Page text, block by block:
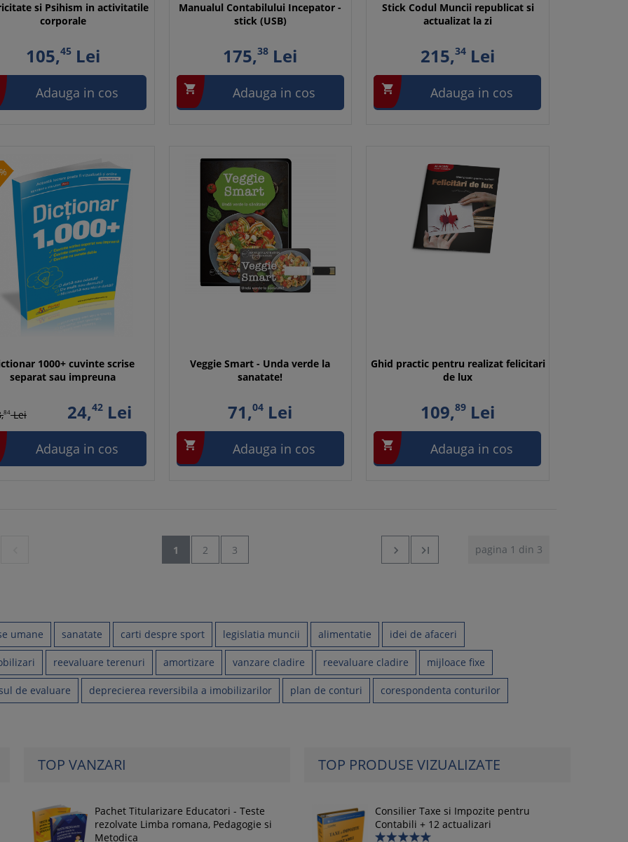
si Psihism in activitatile
corporale
105,45Lei
Adauga in cos
Manualul Contabilului Incepator -
stick (USB)
175,38 Lei
 Adauga in cos
Stick Codul Muncii republicat si
actualizat la zi
215,34Lei
 Adauga in cos
1000+ cuvinte scrise
separat sau impreuna
84Lei 24,42Lei
Adauga in cos
Veggie Smart - Unda verde la
sanatate!
71,04 Lei
 Adauga in cos
Ghid practic pentru realizat felicitari
de lux
109,89Lei
 Adauga in cos
1 2 3 pagina 1 din 3


umane sanatate carti despre sport legislatia muncii alimentatie idei de afaceri
reevaluare terenuri amortizare vanzare cladire reevaluare cladire mijloace fixe
de evaluare deprecierea reversibila a imobilizarilor plan de conturi corespondenta conturilor
TOP VANZARI
Pachet Titularizare Educatori - Teste
rezolvate Limba romana, Pedagogie si
Metodica
TOP PRODUSE VIZUALIZATE
Consilier Taxe si Impozite pentru
Contabili + 12 actualizari